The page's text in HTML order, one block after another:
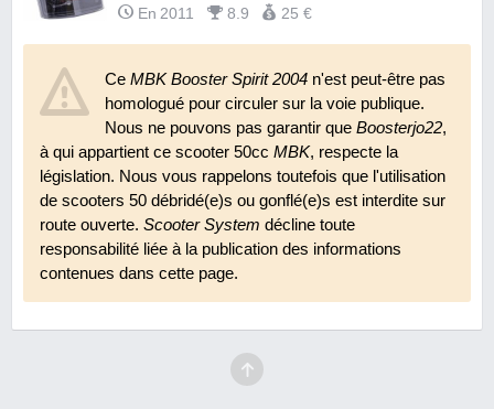
En 2011 8.9 25 €
En 2009 8.7 29 €
Mousse de guidon Hebo
12 €
Pneus Michelin Pilot Sport SC
En 2010 9.4 85 €
En 2007 7.4 N.C.
CeMBK Booster Spirit 2004 n'est peut-être pas
homologué pour circuler sur la voie publique.
Nous ne pouvons pas garantir queBoosterjo22,
à qui appartient ce scooter 50cc MBK, respecte la
législation. Nous vous rappelons toutefois que l'utilisation
de scooters 50 débridé(e)s ou gonflé(e)s est interdite sur
route ouverte. Scooter System décline toute
responsabilité liée à la publication des informations
contenues dans cette page.